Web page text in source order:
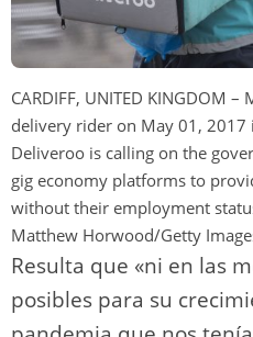
CARDIFF, UNITED KINGDOM
delivery rider on May 01, 2017
Deliveroo is calling on the
gig economy platforms to
without their employment
Matthew Horwood/Getty
Resulta que «ni en las
posibles para su